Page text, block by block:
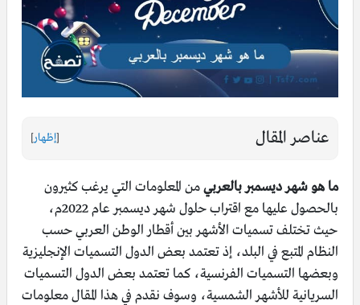
عناصر المقال [إظهار]
ما هو شهر ديسمبر بالعربيمن المعلومات التي يرغب كثيرون
بالحصول عليها مع اقتراب حلول شهر ديسمبر عام 2022م،
حيث تختلف تسميات الأشهر بين أقطار الوطن العربي حسب
النظام المتبع في البلد، إذ تعتمد بعض الدول التسميات الإنجليزية
وبعضها التسميات الفرنسية، كما تعتمد بعض الدول التسميات
السريانية للأشهر الشمسية، وسوف نقدم في هذا المقال معلومات